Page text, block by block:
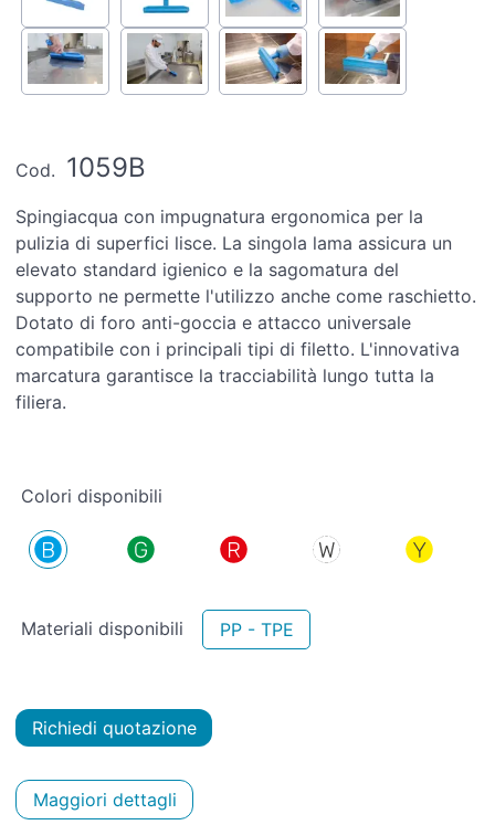
Cod. 1059B
Spingiacqua con impugnatura ergonomica per la
pulizia di superfici lisce. La singola lama assicura un
elevato standard igienico e la sagomatura del
supporto ne permette l'utilizzo anche come raschietto.
Dotato di foro anti-goccia e attacco universale
compatibile con i principali tipi di filetto. L'innovativa
marcatura garantisce la tracciabilità lungo tutta la
filiera.
Colori disponibili
Materiali disponibili PP - TPE
Richiedi quotazione
Maggiori dettagli